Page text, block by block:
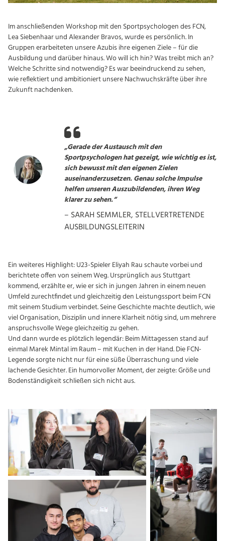
Im anschließenden Workshop mit den Sportpsychologen des FCN,
Lea Siebenhaar und Alexander Bravos, wurde es persönlich. In
Gruppen erarbeiteten unsere Azubis ihre eigenen Ziele – für die
Ausbildung und darüber hinaus. Wo will ich hin? Was treibt mich an?
Welche Schritte sind notwendig? Es war beeindruckend zu sehen,
wie reflektiert und ambitioniert unsere Nachwuchskräfte über ihre
Zukunft nachdenken.
„Gerade der Austausch mit den
Sportpsychologen hat gezeigt, wie wichtig es ist,
sich bewusst mit den eigenen Zielen
auseinanderzusetzen. Genau solche Impulse
helfen unseren Auszubildenden, ihren Weg
klarer zu sehen.“
– SARAH SEMMLER, STELLVERTRETENDE
AUSBILDUNGSLEITERIN
Ein weiteres Highlight: U23-Spieler Eliyah Rau schaute vorbei und
berichtete offen von seinem Weg. Ursprünglich aus Stuttgart
kommend, erzählte er, wie er sich in jungen Jahren in einem neuen
Umfeld zurechtfindet und gleichzeitig den Leistungssport beim FCN
mit seinem Studium verbindet. Seine Geschichte machte deutlich, wie
viel Organisation, Disziplin und innere Klarheit nötig sind, um mehrere
anspruchsvolle Wege gleichzeitig zu gehen.
Und dann wurde es plötzlich legendär: Beim Mittagessen stand auf
einmal Marek Mintal im Raum – mit Kuchen in der Hand. Die FCN-
Legende sorgte nicht nur für eine süße Überraschung und viele
lachende Gesichter. Ein humorvoller Moment, der zeigte: Größe und
Bodenständigkeit schließen sich nicht aus.